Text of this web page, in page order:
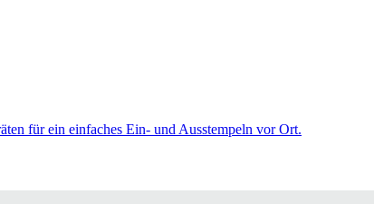
für ein einfaches Ein- und Ausstempeln vor Ort.